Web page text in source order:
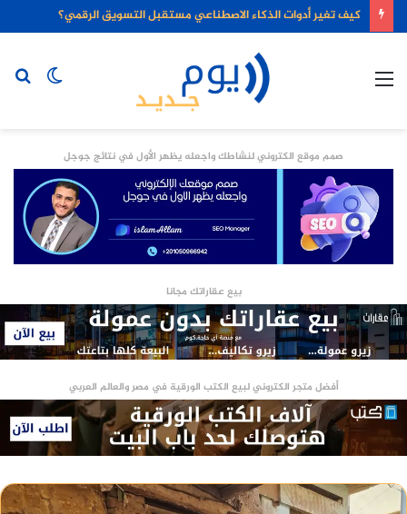
كيف تغير أدوات الذكاء الاصطناعي مستقبل التسويق الرقمي؟
الوضع
صمم موقع الكتروني لنشاطك واجعله يظهر الأول في نتائج جوجل
بيع عقاراتك مجانا
أفضل متجر الكتروني لبيع الكتب الورقية في مصر والعالم العربي